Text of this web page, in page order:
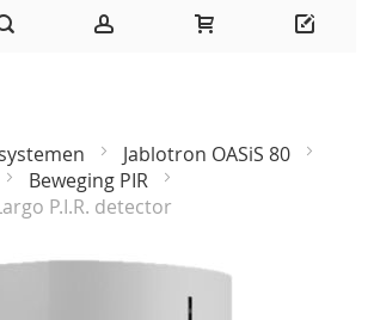
Jablotron OASiS 80
Beweging PIR
P.I.R. detector